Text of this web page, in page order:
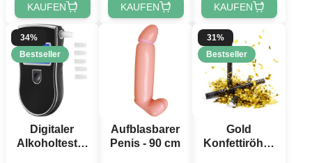
KAUFEN KAUFEN KAUFEN
34%
Bestseller
Digitaler
Alkoholtester
Aufblasbarer
Penis - 90 cm
31%
Bestseller
Gold
Konfettiröhre